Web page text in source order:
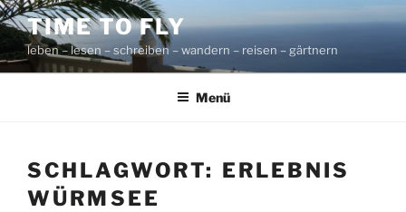
Zum
Inhalt
springen
TIME TO FLY
leben – lesen – schreiben – wandern – reisen – gärtnern
Menü
SCHLAGWORT: ERLEBNIS
WÜRMSEE